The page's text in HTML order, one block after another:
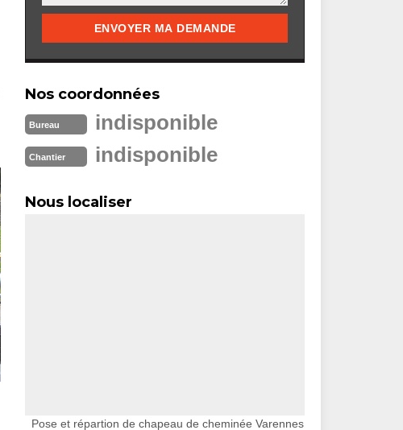
Nos coordonnées
Bureau indisponible
Chantier indisponible
Nous localiser
Pose et répartion de chapeau de cheminée Varennes